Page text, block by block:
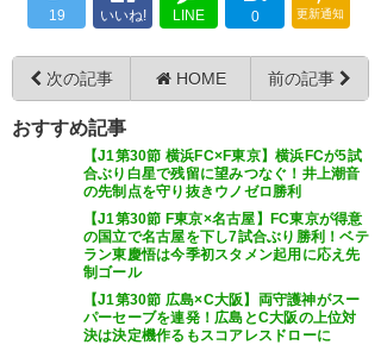
セレッソ勝利🌸 ほんま清武のゴ
ールなかったらどうなってた
か。良かった。
https://t.co/QuoFEo4R0n
— TAKARIN (NcerezoTakarin)
2018, 10月 20
— うっず (woods_crz) 2018, 10
清武が圧巻ボレーで決勝弾!!C大
阪は苦しみながらもFC東京に完
封勝ちhttps://t.co/KLFi9k1j41
#gekisaka #jleague
https://t.co/lR5fgOv95X
19 いいね! LINE 0 更新通知
次の記事 HOME 前の記事
おすすめ記事
【J1第30節 横浜FC×F東京】横浜FCが5試
合ぶり白星で残留に望みつなぐ！井上潮音
の先制点を守り抜きウノゼロ勝利
【J1第30節 F東京×名古屋】FC東京が得意
の国立で名古屋を下し7試合ぶり勝利！ベテ
ラン東慶悟は今季初スタメン起用に応え先
制ゴール
【J1第30節 広島×C大阪】両守護神がスー
パーセーブを連発！広島とC大阪の上位対
決は決定機作るもスコアレスドローに